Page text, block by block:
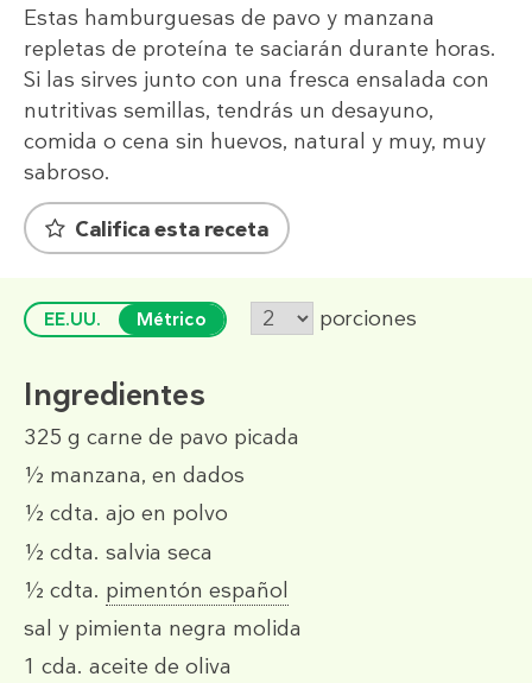
Estas hamburguesas de pavo y manzana
repletas de proteína te saciarán durante horas.
Si las sirves junto con una fresca ensalada con
nutritivas semillas, tendrás un desayuno,
comida o cena sin huevos, natural y muy, muy
sabroso.
Califica esta receta
EE.UU. Métrico porciones
Ingredientes
325 g carne de pavo picada
½ manzana, en dados
½ cdta. ajo en polvo
½ cdta. salvia seca
½ cdta. pimentón español
sal y pimienta negra molida
1 cda. aceite de oliva